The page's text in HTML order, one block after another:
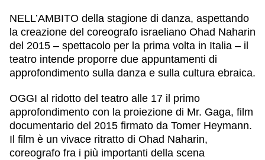
NELL’AMBITO della stagione di danza, aspettando
la creazione del coreografo israeliano Ohad Naharin
del 2015 – spettacolo per la prima volta in Italia – il
teatro intende proporre due appuntamenti di
approfondimento sulla danza e sulla cultura ebraica.
OGGI al ridotto del teatro alle 17 il primo
approfondimento con la proiezione di Mr. Gaga, film
documentario del 2015 firmato da Tomer Heymann.
Il film è un vivace ritratto di Ohad Naharin,
coreografo fra i più importanti della scena